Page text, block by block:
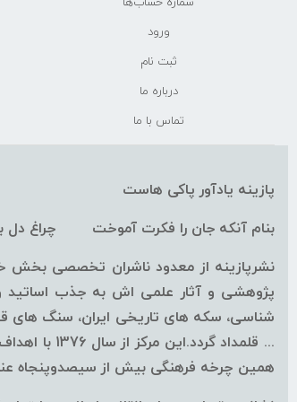
ورود
ثبت نام
درباره ما
تماس با ما
پازینه یادآور پاکی هاست
بنام آنکه جان را فکرت آموخت چراغ دل
نشرپازینه از معدود ناشران تخصصی
پژوهشی و آثار علمی اش به جذب اساتید
شناسی، سکه های تاریخی ایران، سنگ های
همین چرخه فرهنگی بیش از سیصدوپنجاه